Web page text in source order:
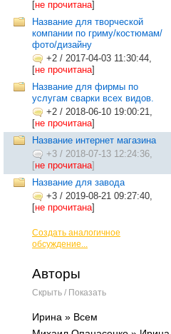
[не прочитана]
Название для творческой
компании по гриму/костюмам/
фото/дизайну
+2 / 2017-04-03 11:30:44,
[не прочитана]
Название для фирмы по
услугам сварки всех видов.
+2 / 2018-06-10 19:00:21,
[не прочитана]
Название интернет магазина
+3 / 2018-07-13 12:24:36,
[не прочитана]
Название для завода
+3 / 2019-08-21 09:27:40,
[не прочитана]
Создать аналогичное
обсуждение...
Авторы
Скрыть / Показать
Ирина » Всем